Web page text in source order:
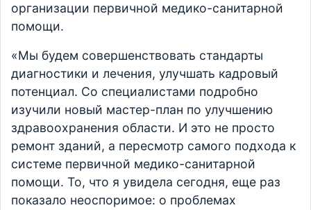
организации первичной медико-санитарной
помощи.
«Мы будем совершенствовать стандарты
диагностики и лечения, улучшать кадровый
потенциал. Со специалистами подробно
изучили новый мастер-план по улучшению
здравоохранения области. И это не просто
ремонт зданий, а пересмотр самого подхода к
системе первичной медико-санитарной
помощи. То, что я увидела сегодня, еще раз
показало неоспоримое: о проблемах